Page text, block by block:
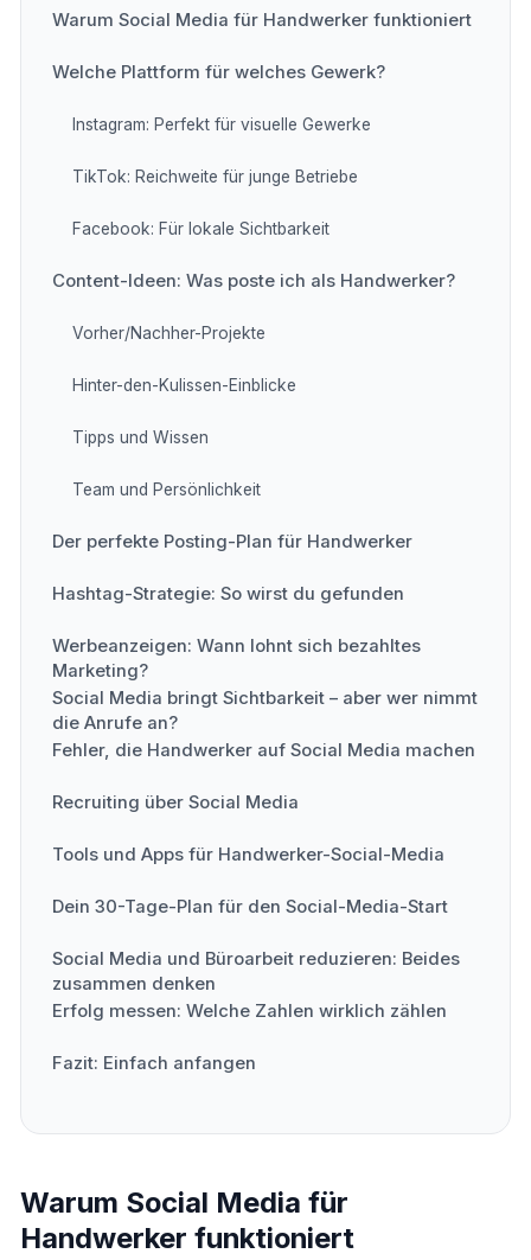
Warum Social Media für Handwerker funktioniert
Welche Plattform für welches Gewerk?
Instagram: Perfekt für visuelle Gewerke
TikTok: Reichweite für junge Betriebe
Facebook: Für lokale Sichtbarkeit
Content-Ideen: Was poste ich als Handwerker?
Vorher/Nachher-Projekte
Hinter-den-Kulissen-Einblicke
Tipps und Wissen
Team und Persönlichkeit
Der perfekte Posting-Plan für Handwerker
Hashtag-Strategie: So wirst du gefunden
Werbeanzeigen: Wann lohnt sich bezahltes
Marketing?
Social Media bringt Sichtbarkeit – aber wer nimmt
die Anrufe an?
Fehler, die Handwerker auf Social Media machen
Recruiting über Social Media
Tools und Apps für Handwerker-Social-Media
Dein 30-Tage-Plan für den Social-Media-Start
Social Media und Büroarbeit reduzieren: Beides
zusammen denken
Erfolg messen: Welche Zahlen wirklich zählen
Fazit: Einfach anfangen
Warum Social Media für
Handwerker funktioniert